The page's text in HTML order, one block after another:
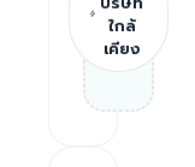
ใกล้
เคียง